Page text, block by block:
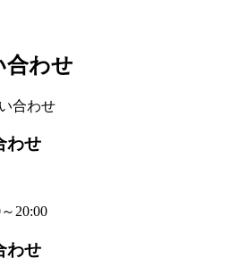
合わせ
合わせ
わせ
20:00
わせ